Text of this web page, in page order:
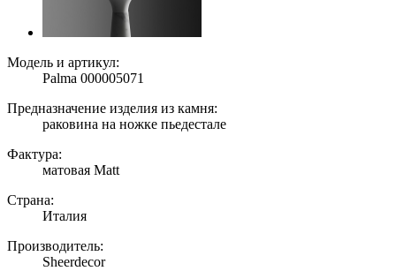
Модель и артикул:
Palma 000005071
Предназначение изделия из камня:
раковина на ножке пьедестале
Фактура:
матовая Matt
Страна:
Италия
Производитель:
Sheerdecor